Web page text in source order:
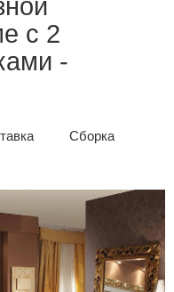
с 2
-
Сборка